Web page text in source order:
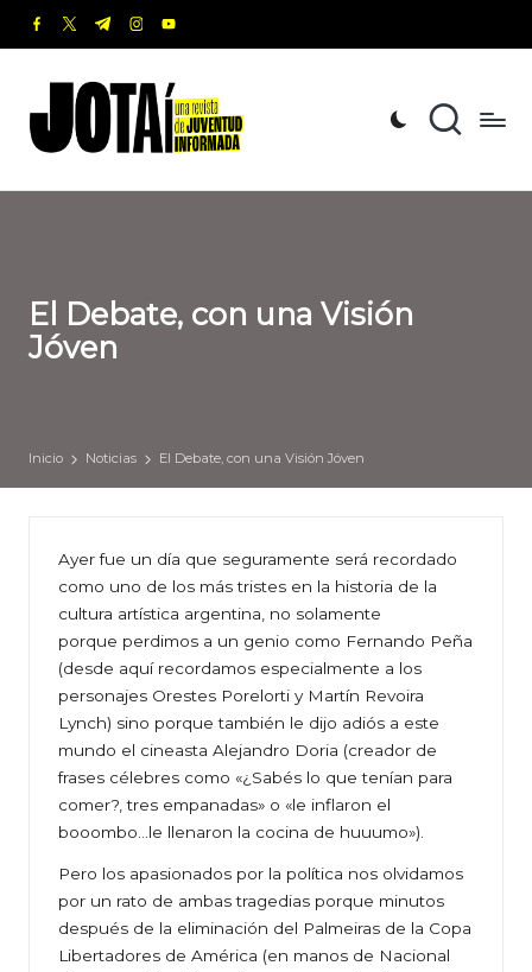
Saltar
contenido
facebook.com
twitter.com
t.me instagram.com
youtube.com
o
t
revista
de
Informada
El Debate, con una Visión
Jóven
Inicio Noticias El Debate, con una Visión Jóven
Ayer fue un día que seguramente será recordado
como uno de los más tristes en la historia de la
cultura artística argentina, no solamente
porque perdimos a un genio como Fernando Peña
(desde aquí recordamos especialmente a los
personajes Orestes Porelorti y Martín Revoira
Lynch) sino porque también le dijo adiós a este
mundo el cineasta Alejandro Doria (creador de
frases célebres como «¿Sabés lo que tenían para
comer?, tres empanadas» o «le inflaron el
booombo…le llenaron la cocina de huuumo»).
Pero los apasionados por la política nos olvidamos
por un rato de ambas tragedias porque minutos
después de la eliminación del Palmeiras de la Copa
Libertadores de América (en manos de Nacional